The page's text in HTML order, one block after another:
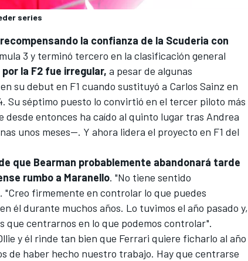
series
la confianza de la Scuderia con
3 y terminó tercero en la clasificación general
por la F2 fue irregular, a pesar de algunas
su debut en F1 cuando sustituyó a Carlos Sainz en
Su séptimo puesto lo convirtió en el tercer piloto más
entonces ha caído al quinto lugar tras Andrea
unos meses—. Y ahora lidera el proyecto en F1 del
que Bearman probablemente abandonará tarde
rumbo a Maranello. "No tiene sentido
firmemente en controlar lo que puedes
él durante muchos años. Lo tuvimos el año pasado y,
que centrarnos en lo que podemos controlar".
y él rinde tan bien que Ferrari quiere ficharlo al año
de haber hecho nuestro trabajo. Hay que centrarse